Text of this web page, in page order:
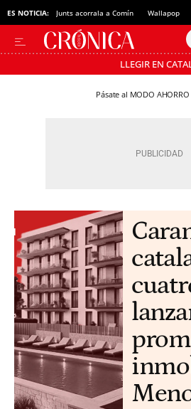
ES NOTICIA: Junts acorrala a Comín Wallapop
LLEGIR EN
Pásate al MODO AHORRO